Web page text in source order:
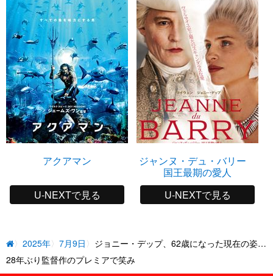
アクアマン
U-NEXTで見る
ジャンヌ・デュ・バリー
国王最期の愛人
U-NEXTで見る
2025年 7月9日
ジョニー・デップ、62歳になった現在の姿…
28年ぶり監督作のプレミアで笑み